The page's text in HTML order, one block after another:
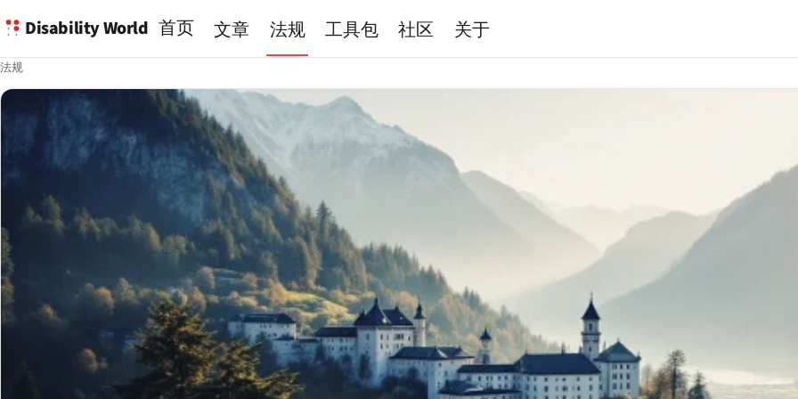
Disability World 首页 文章 法规 工具包 社区 关于
法规